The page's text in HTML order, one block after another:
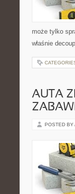
może tylko
właśnie
AUTA
POSTED BY